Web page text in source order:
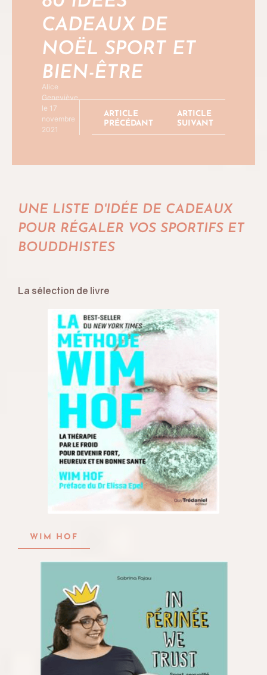
CADEAUX DE
NOËL SPORT ET
BIEN-ÊTRE
Alice
Geneviève
le 17
novembre
2021
ARTICLE
PRÉCÉDANT
ARTICLE
SUIVANT
UNE LISTE D'IDÉE DE CADEAUX
POUR RÉGALER VOS SPORTIFS ET
BOUDDHISTES
La sélection de livre
WIM HOF